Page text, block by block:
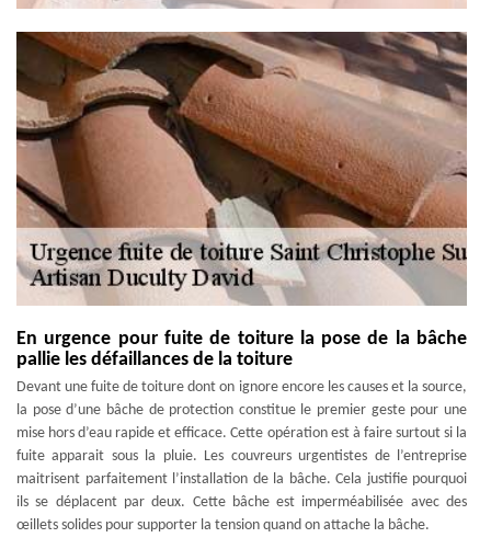
En urgence pour fuite de toiture la pose de la bâche
pallie les défaillances de la toiture
Devant une fuite de toiture dont on ignore encore les causes et la source,
la pose d’une bâche de protection constitue le premier geste pour une
mise hors d’eau rapide et efficace. Cette opération est à faire surtout si la
fuite apparait sous la pluie. Les couvreurs urgentistes de l’entreprise
maitrisent parfaitement l’installation de la bâche. Cela justifie pourquoi
ils se déplacent par deux. Cette bâche est imperméabilisée avec des
œillets solides pour supporter la tension quand on attache la bâche.